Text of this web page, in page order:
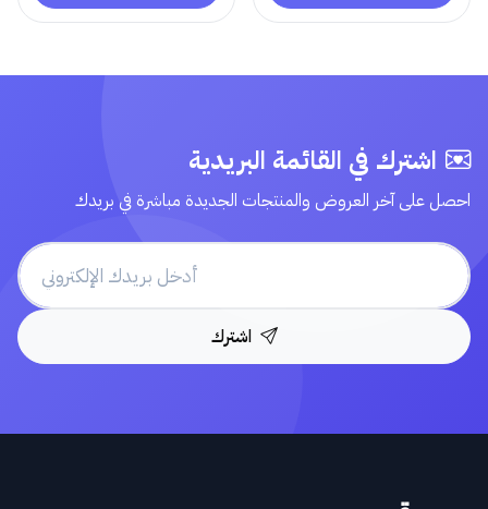
اشترك في القائمة البريدية
احصل على آخر العروض والمنتجات الجديدة مباشرة في بريدك
اشترك